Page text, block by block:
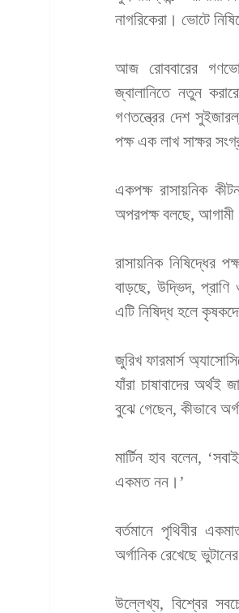
নাগরিকেরা। ভোটে
আজ রোববারের
জ্বালানিতে নতুন
গণতন্ত্রের দেশ
পক্ষ এক লাখ সাক্ষর
একপক্ষ রাসায়নিক
অপরপক্ষ বলছে, আগামী
রাসায়নিক নিষিদ্ধের
বাড়ছে, উদ্ভিদ, প্রাণি
এটি নিষিদ্ধ হলে
জুরিখ ফারমার্স
যাঁরা চাষাবাদের অর্থই
বুঝে গেছেন, কীভাবে
মার্টিন হাব বলেন,
একমত নন।’
বর্তমানে পৃথিবীর
অর্গানিক রেখেছে
উল্লেখ্য, বিশ্বের